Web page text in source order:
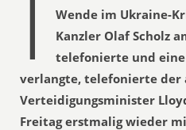
Wende im Ukraine-
Kanzler Olaf Scholz
telefonierte und
verlangte, telefonierte der
Verteidigungsminister
Freitag erstmalig wieder